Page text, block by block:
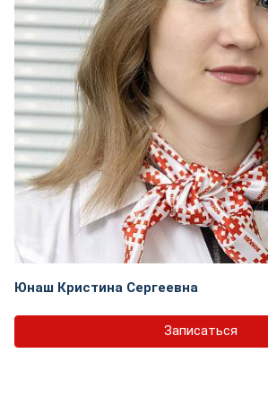
Юнаш Кристина Сергеевна
Записаться